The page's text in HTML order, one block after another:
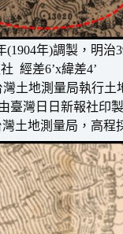
(1904年)調製，明治
經差6’x緯差4’
土地測量局執行
臺灣日日新報社印
土地測量局，高程